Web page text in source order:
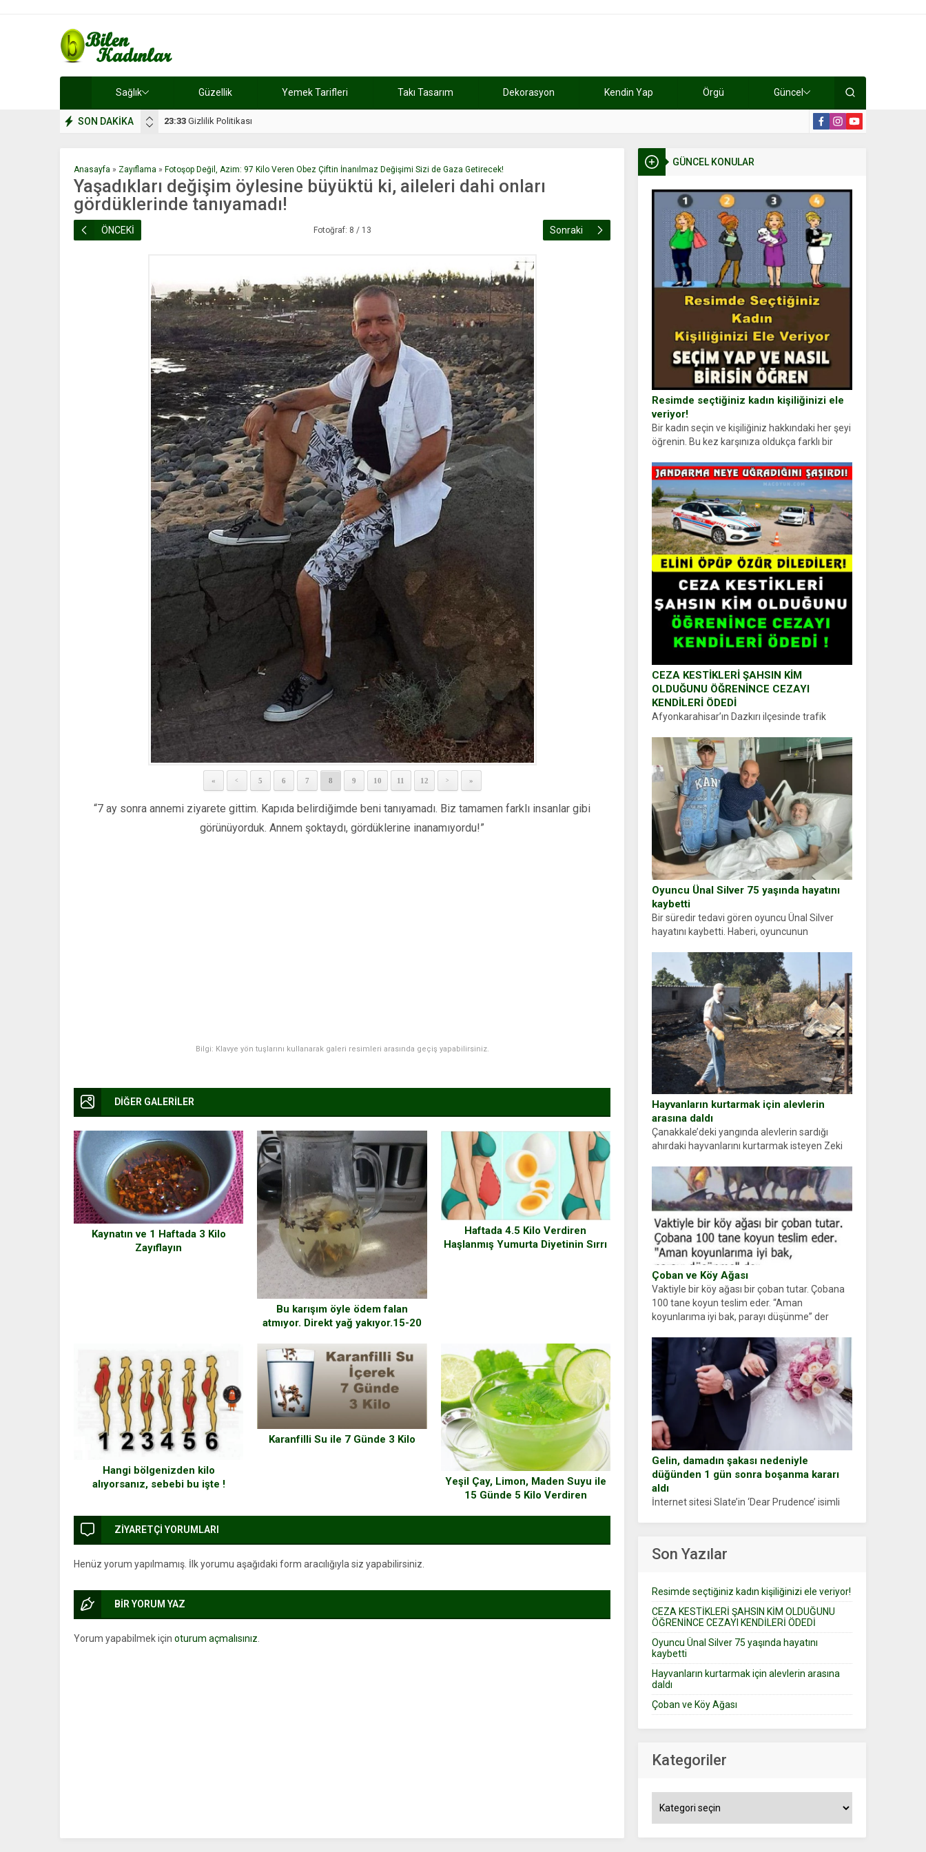
Sağlık Güzellik Yemek Tarifleri Takı Tasarım Dekorasyon Kendin Yap Örgü Güncel
SON DAKİKA 17:08 Dilan, düğününe 5 gün kala hayatını kaybetti
GÜNCEL KONULAR
Resimde seçtiğiniz kadın kişiliğinizi ele
veriyor!
Bir kadın seçin ve kişiliğiniz hakkındaki her şeyi
öğrenin. Bu kez karşınıza oldukça farklı bir
kadın figürlerinden dikkatinizi en...
CEZA KESTİKLERİ ŞAHSIN KİM
OLDUĞUNU ÖĞRENİNCE CEZAYI
KENDİLERİ ÖDEDİ
Afyonkarahisar’ın Dazkırı ilçesinde trafik
durdurdukları bir otomobilin sürücüsünden
ehliyet ve ruhsat sorup belgelerini istedi.
Sürücü Abdurrahman Ö.nün verdiği evraklarda
eksik olduğunu...
Oyuncu Ünal Silver 75 yaşında hayatını
kaybetti
Bir süredir tedavi gören oyuncu Ünal Silver
hayatını kaybetti. Haberi, oyuncunun
sosyal medya hesabında “Usta Oyuncumuz ve
çok değerli dostumuz...
Hayvanların kurtarmak için alevlerin
arasına daldı
Çanakkale’deki yangında alevlerin sardığı
ahırdaki hayvanlarını kurtarmak isteyen Zeki
ellerinde yanıklar oluşan Demir, kâbus dolu
anları anlattı… Merkeze bağlı...
Çoban ve Köy Ağası
Vaktiyle bir köy ağası bir çoban tutar. Çobana
100 tane koyun teslim eder. “Aman
koyunlarıma iyi bak, parayı düşünme” der
Gelin, damadın şakası nedeniyle
düğünden 1 gün sonra boşanma kararı
aldı
İnternet sitesi Slate’in ‘Dear Prudence’ isimli
Son Yazılar
Resimde seçtiğiniz kadın kişiliğinizi ele veriyor!
CEZA KESTİKLERİ ŞAHSIN KİM OLDUĞUNU
ÖĞRENİNCE CEZAYI KENDİLERİ ÖDEDİ
Oyuncu Ünal Silver 75 yaşında hayatını
kaybetti
Hayvanların kurtarmak için alevlerin arasına
daldı
Çoban ve Köy Ağası
Kategoriler
Anasayfa » Zayıflama » Fotoşop Değil, Azim: 97 Kilo Veren Obez Çiftin İnanılmaz Değişimi Sizi de Gaza Getirecek!
Yaşadıkları değişim öylesine büyüktü ki, aileleri dahi onları
gördüklerinde tanıyamadı!
ÖNCEKİ Fotoğraf: 8 / 13 Sonraki
« < 5 6 7 8 9 10 11 12 > »
“7 ay sonra annemi ziyarete gittim. Kapıda belirdiğimde beni tanıyamadı. Biz tamamen farklı insanlar gibi
görünüyorduk. Annem şoktaydı, gördüklerine inanamıyordu!”
Bilgi: Klavye yön tuşlarını kullanarak galeri resimleri arasında geçiş yapabilirsiniz.
DİĞER GALERİLER
Kaynatın ve 1 Haftada 3 Kilo
Zayıflayın
Bu karışım öyle ödem falan
atmıyor. Direkt yağ yakıyor.15-20
Haftada 4.5 Kilo Verdiren
Haşlanmış Yumurta Diyetinin Sırrı
Hangi bölgenizden kilo
alıyorsanız, sebebi bu işte !
Karanfilli Su ile 7 Günde 3 Kilo
Yeşil Çay, Limon, Maden Suyu ile
15 Günde 5 Kilo Verdiren
ZİYARETÇİ YORUMLARI
Henüz yorum yapılmamış. İlk yorumu aşağıdaki form aracılığıyla siz yapabilirsiniz.
BİR YORUM YAZ
Yorum yapabilmek için oturum açmalısınız